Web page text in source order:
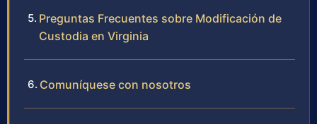
Preguntas Frecuentes sobre Modificación de
Custodia en Virginia
Comuníquese con nosotros